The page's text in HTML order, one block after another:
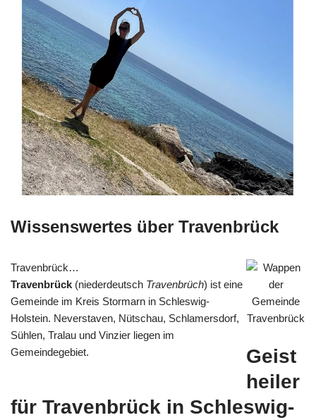
Wissenswertes über Travenbrück
Travenbrück…
Travenbrück (niederdeutsch Travenbrüch) ist eine
Gemeinde im Kreis Stormarn in Schleswig-
Holstein. Neverstaven, Nütschau, Schlamersdorf,
Sühlen, Tralau und Vinzier liegen im
Gemeindegebiet.
Geist
heiler
für Travenbrück in Schleswig-